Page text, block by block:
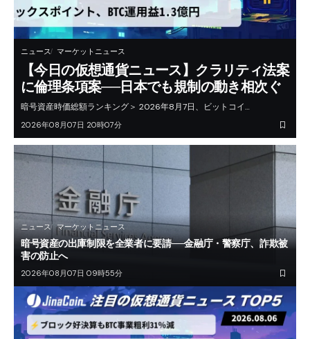
ニュース マーケットニュース
【今日の仮想通貨ニュース】クラリティ法案
に倫理条項案──日本でも規制の動き相次ぐ
暗号資産時価総額ランキング＞ 2026年8月7日、ビットコイ…
2026年08月07日 20時07分
ニュース マーケットニュース
暗号資産の出庫制限を全業者に要請──金融庁・警察庁、詐欺被
害の防止へ
2026年08月07日 09時55分